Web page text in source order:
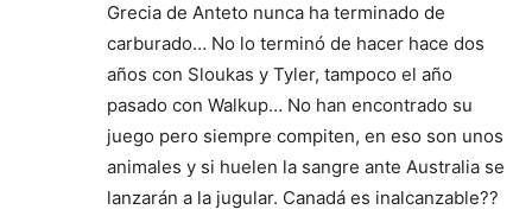
Grecia de Anteto nunca ha terminado de
carburado… No lo terminó de hacer hace dos
años con Sloukas y Tyler, tampoco el año
pasado con Walkup… No han encontrado su
juego pero siempre compiten, en eso son unos
animales y si huelen la sangre ante Australia se
lanzarán a la jugular. Canadá es inalcanzable??